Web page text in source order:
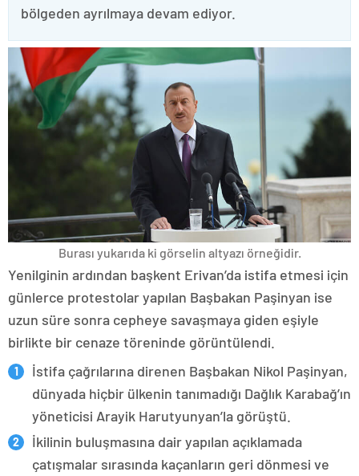
bölgeden ayrılmaya devam ediyor.
Burası yukarıda ki görselin altyazı örneğidir.
Yenilginin ardından başkent Erivan’da istifa etmesi için
günlerce protestolar yapılan Başbakan Paşinyan ise
uzun süre sonra cepheye savaşmaya giden eşiyle
birlikte bir cenaze töreninde görüntülendi.
İstifa çağrılarına direnen Başbakan Nikol Paşinyan,
dünyada hiçbir ülkenin tanımadığı Dağlık Karabağ’ın
yöneticisi Arayik Harutyunyan’la görüştü.
İkilinin buluşmasına dair yapılan açıklamada
çatışmalar sırasında kaçanların geri dönmesi ve